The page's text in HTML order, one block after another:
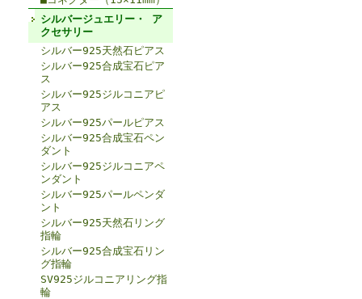
シルバージュエリー・ ア
クセサリー
シルバー925天然石ピアス
シルバー925合成宝石ピア
ス
シルバー925ジルコニアピ
アス
シルバー925パールピアス
シルバー925合成宝石ペン
ダント
シルバー925ジルコニアペ
ンダント
シルバー925パールペンダ
ント
シルバー925天然石リング
指輪
シルバー925合成宝石リン
グ指輪
SV925ジルコニアリング指
輪